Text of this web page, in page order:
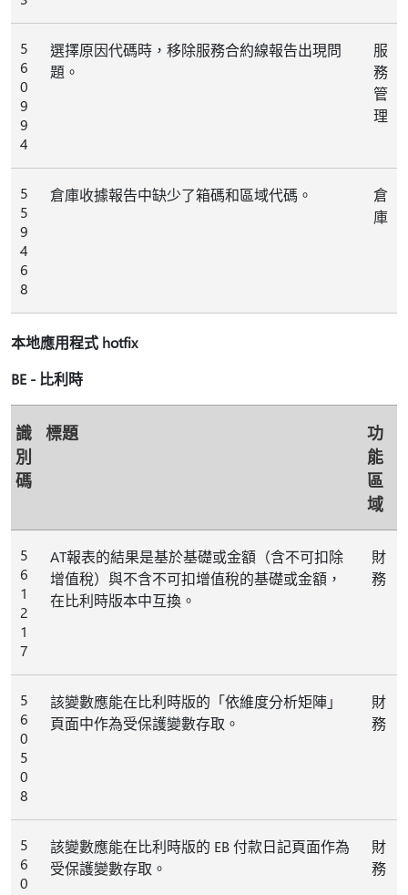
5
6
0
9
9
4
選擇原因代碼時，移除服務合約線報告出現問
題。
服
務
管
理
5
5
9
4
6
8
倉庫收據報告中缺少了箱碼和區域代碼。
倉
庫
本地應用程式 hotfix
BE - 比利時
識
別
碼
標題
功
能
區
域
5
6
1
2
1
7
AT報表的結果是基於基礎或金額（含不可扣除
增值稅）與不含不可扣增值稅的基礎或金額，
在比利時版本中互換。
財
務
5
6
0
5
0
8
該變數應能在比利時版的「依維度分析矩陣」
頁面中作為受保護變數存取。
財
務
5
6
0
該變數應能在比利時版的 EB 付款日記頁面作為
受保護變數存取。
財
務